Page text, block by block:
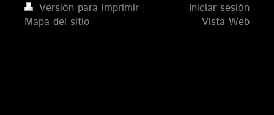
Versión para imprimir |
Mapa del sitio
Iniciar sesión
Vista Web